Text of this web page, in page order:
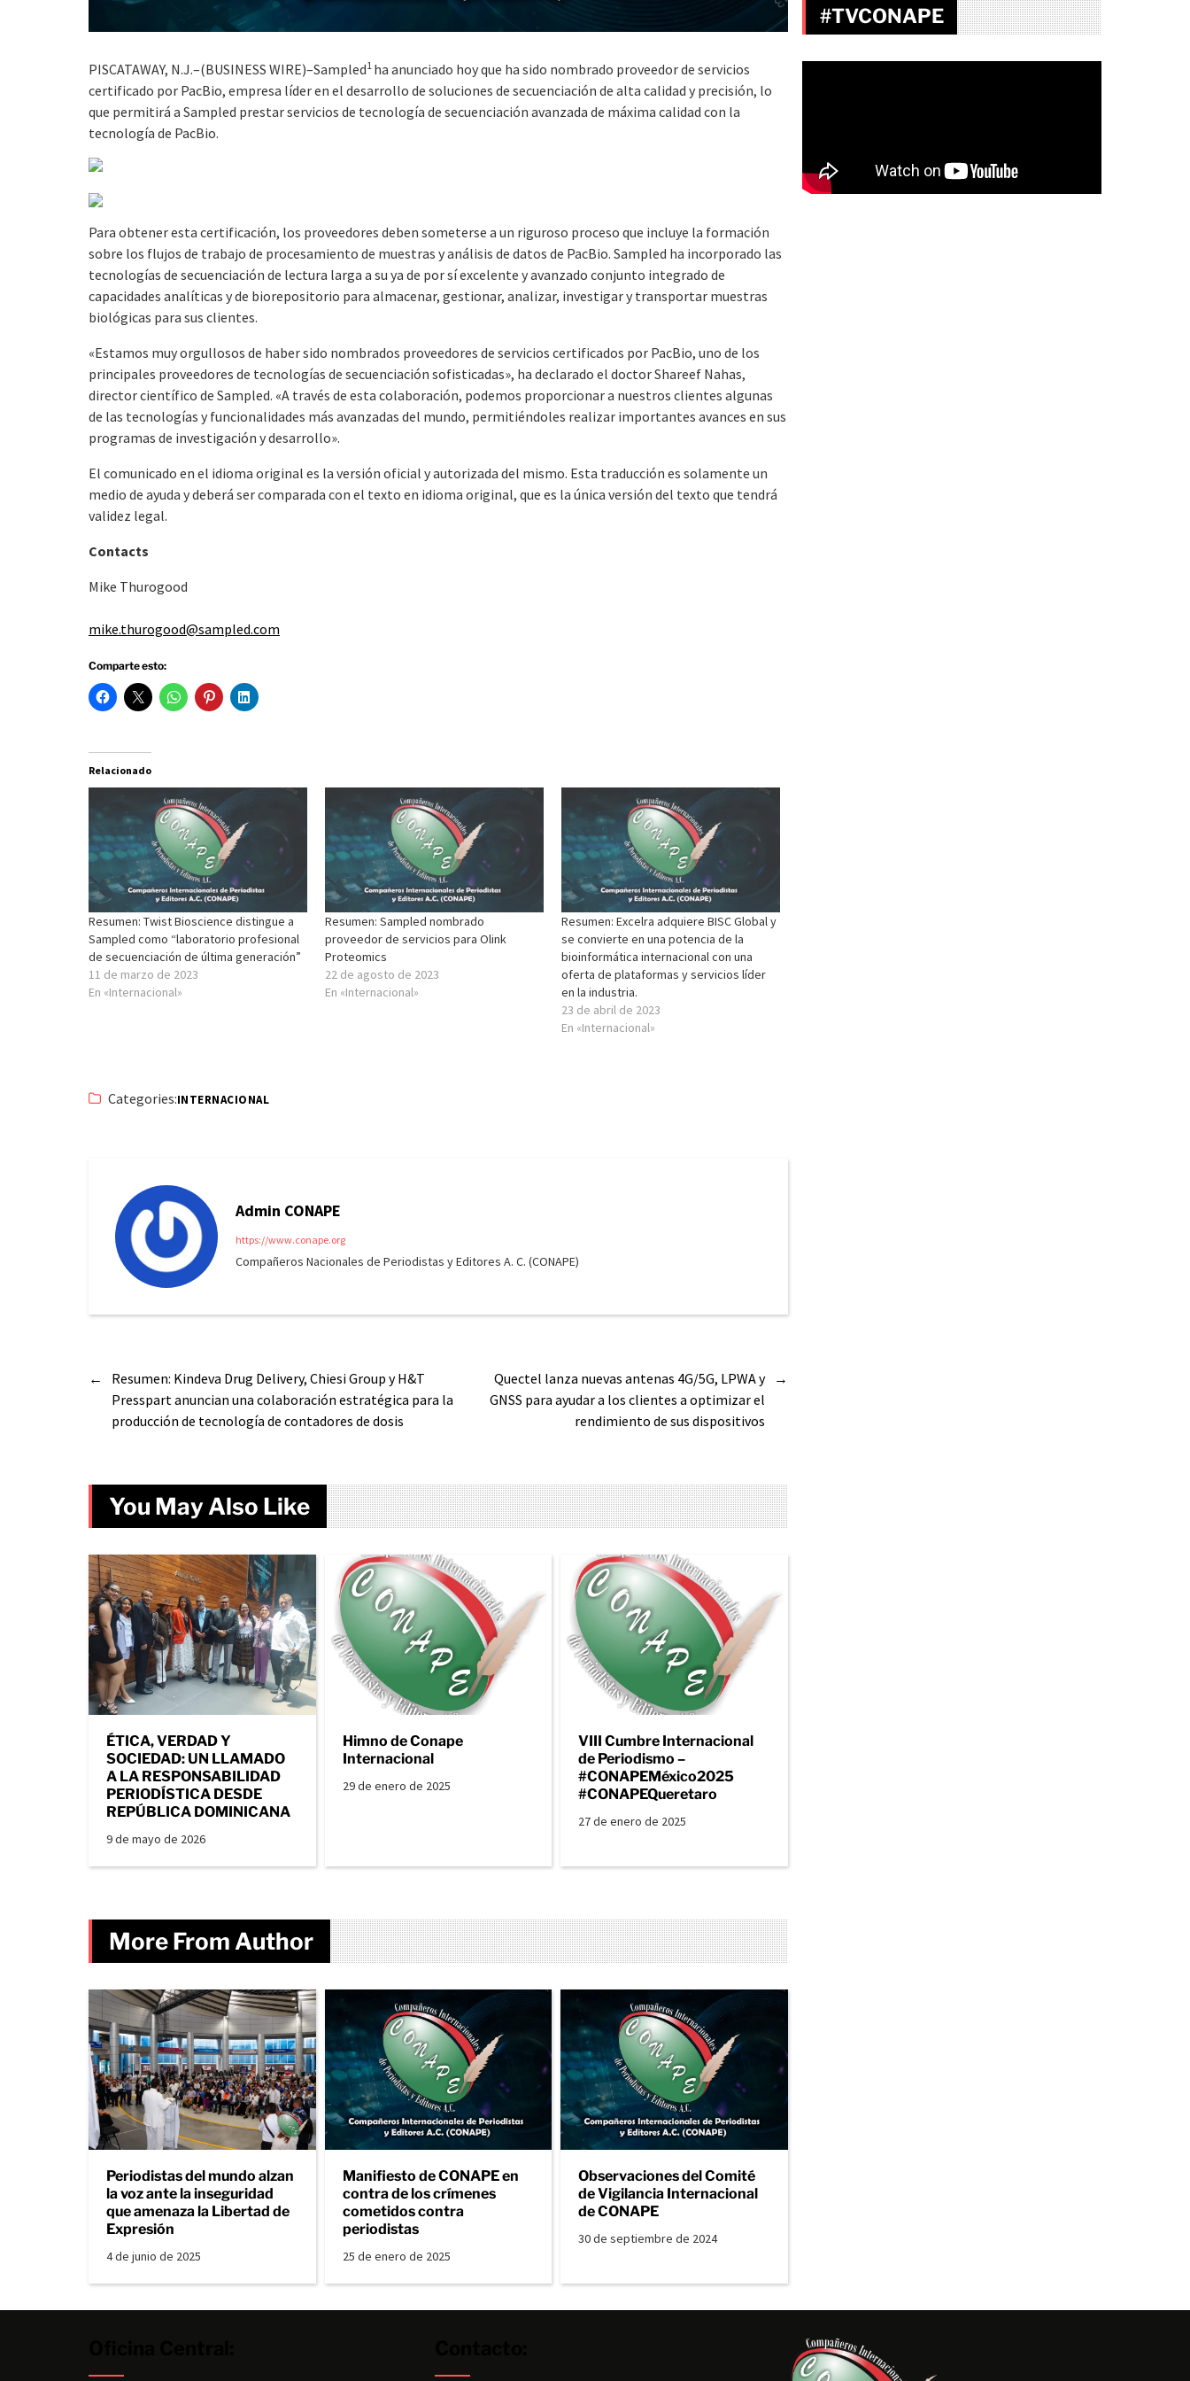
PISCATAWAY, N.J.–(BUSINESS WIRE)–Sampled1 ha anunciado hoy que ha sido nombrado proveedor de servicios
certificado por PacBio, empresa líder en el desarrollo de soluciones de secuenciación de alta calidad y precisión, lo
que permitirá a Sampled prestar servicios de tecnología de secuenciación avanzada de máxima calidad con la
tecnología de PacBio.
Para obtener esta certificación, los proveedores deben someterse a un riguroso proceso que incluye la formación
sobre los flujos de trabajo de procesamiento de muestras y análisis de datos de PacBio. Sampled ha incorporado las
tecnologías de secuenciación de lectura larga a su ya de por sí excelente y avanzado conjunto integrado de
capacidades analíticas y de biorepositorio para almacenar, gestionar, analizar, investigar y transportar muestras
biológicas para sus clientes.
«Estamos muy orgullosos de haber sido nombrados proveedores de servicios certificados por PacBio, uno de los
principales proveedores de tecnologías de secuenciación sofisticadas», ha declarado el doctor Shareef Nahas,
director científico de Sampled. «A través de esta colaboración, podemos proporcionar a nuestros clientes algunas
de las tecnologías y funcionalidades más avanzadas del mundo, permitiéndoles realizar importantes avances en sus
programas de investigación y desarrollo».
El comunicado en el idioma original es la versión oficial y autorizada del mismo. Esta traducción es solamente un
medio de ayuda y deberá ser comparada con el texto en idioma original, que es la única versión del texto que tendrá
validez legal.
Contacts
Mike Thurogood
mike.thurogood@sampled.com
Comparte esto:
Relacionado
Resumen: Twist Bioscience distingue a
Sampled como “laboratorio profesional
de secuenciación de última generación”
11 de marzo de 2023
En «Internacional»
Resumen: Sampled nombrado
proveedor de servicios para Olink
Proteomics
22 de agosto de 2023
En «Internacional»
Resumen: Excelra adquiere BISC Global y
se convierte en una potencia de la
bioinformática internacional con una
oferta de plataformas y servicios líder
en la industria.
23 de abril de 2023
En «Internacional»
Categories:INTERNACIONAL
Admin CONAPE
https://www.conape.org
Compañeros Nacionales de Periodistas y Editores A. C. (CONAPE)
←
Resumen: Kindeva Drug Delivery, Chiesi Group y H&T
Presspart anuncian una colaboración estratégica para la
producción de tecnología de contadores de dosis
→
Quectel lanza nuevas antenas 4G/5G, LPWA y
GNSS para ayudar a los clientes a optimizar el
rendimiento de sus dispositivos
You May Also Like
ÉTICA, VERDAD Y
SOCIEDAD: UN LLAMADO
A LA RESPONSABILIDAD
PERIODÍSTICA DESDE
REPÚBLICA DOMINICANA
9 de mayo de 2026
Himno de Conape
Internacional
29 de enero de 2025
VIII Cumbre Internacional
de Periodismo –
#CONAPEMéxico2025
#CONAPEQueretaro
27 de enero de 2025
More From Author
Periodistas del mundo alzan
la voz ante la inseguridad
que amenaza la Libertad de
Expresión
4 de junio de 2025
Manifiesto de CONAPE en
contra de los crímenes
cometidos contra
periodistas
25 de enero de 2025
Observaciones del Comité
de Vigilancia Internacional
de CONAPE
30 de septiembre de 2024
#TVCONAPE